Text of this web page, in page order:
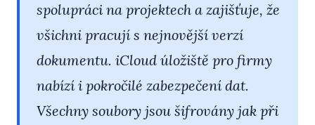
spolupráci na projektech a zajišťuje, že
všichni pracují s nejnovější verzí
dokumentu. iCloud úložiště pro firmy
nabízí i pokročilé zabezpečení dat.
Všechny soubory jsou šifrovány jak při